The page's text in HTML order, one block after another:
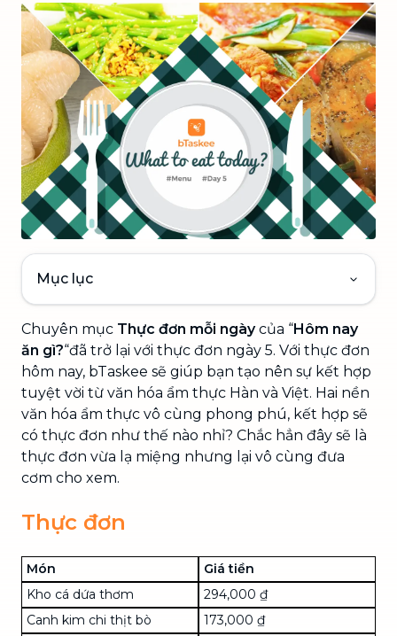
Mục lục
Chuyên mục Thực đơn mỗi ngàycủa “Hôm nay
ăn gì?“đã trở lại với thực đơn ngày 5. Với thực đơn
hôm nay, bTaskee sẽ giúp bạn tạo nên sự kết hợp
tuyệt vời từ văn hóa ẩm thực Hàn và Việt. Hai nền
văn hóa ẩm thực vô cùng phong phú, kết hợp sẽ
có thực đơn như thế nào nhỉ? Chắc hẳn đây sẽ là
thực đơn vừa lạ miệng nhưng lại vô cùng đưa
cơm cho xem.
Thực đơn
Món
Giá tiền
Kho cá dứa thơm
294,000 ₫
Canh kim chi thịt bò
173,000 ₫